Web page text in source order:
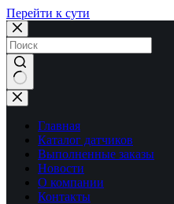
Перейти к сути
Ничего
не
найденоГлавная
Каталог датчиков
Выполненные заказы
Новости
О компании
Контакты